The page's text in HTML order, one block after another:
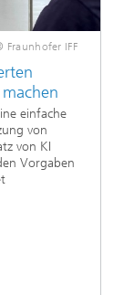
Fraunhofer IFF
einfache
von
von KI
Vorgaben